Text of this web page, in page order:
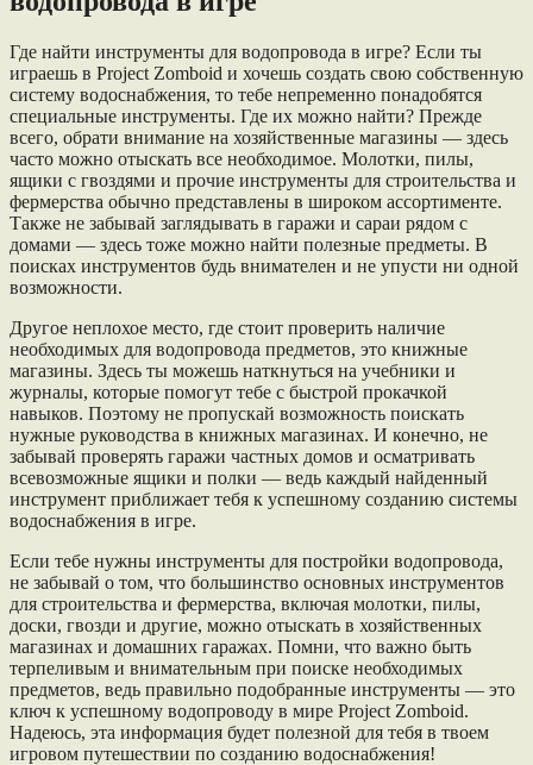
Где найти инструменты для водопровода в игре? Если ты
играешь в Project Zomboid и хочешь создать свою собственную
систему водоснабжения, то тебе непременно понадобятся
специальные инструменты. Где их можно найти? Прежде
всего, обрати внимание на хозяйственные магазины — здесь
часто можно отыскать все необходимое. Молотки, пилы,
ящики с гвоздями и прочие инструменты для строительства и
фермерства обычно представлены в широком ассортименте.
Также не забывай заглядывать в гаражи и сараи рядом с
домами — здесь тоже можно найти полезные предметы. В
поисках инструментов будь внимателен и не упусти ни одной
возможности.
Другое неплохое место, где стоит проверить наличие
необходимых для водопровода предметов, это книжные
магазины. Здесь ты можешь наткнуться на учебники и
журналы, которые помогут тебе с быстрой прокачкой
навыков. Поэтому не пропускай возможность поискать
нужные руководства в книжных магазинах. И конечно, не
забывай проверять гаражи частных домов и осматривать
всевозможные ящики и полки — ведь каждый найденный
инструмент приближает тебя к успешному созданию системы
водоснабжения в игре.
Если тебе нужны инструменты для постройки водопровода,
не забывай о том, что большинство основных инструментов
для строительства и фермерства, включая молотки, пилы,
доски, гвозди и другие, можно отыскать в хозяйственных
магазинах и домашних гаражах. Помни, что важно быть
терпеливым и внимательным при поиске необходимых
предметов, ведь правильно подобранные инструменты — это
ключ к успешному водопроводу в мире Project Zomboid.
Надеюсь, эта информация будет полезной для тебя в твоем
игровом путешествии по созданию водоснабжения!